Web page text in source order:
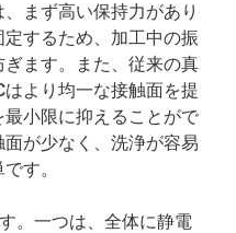
まず高い保持力があり
するため、加工中の振
ます。また、従来の真
より均一な接触面を提
小限に抑えることがで
が少なく、洗浄が容易
す。
。一つは、全体に静電